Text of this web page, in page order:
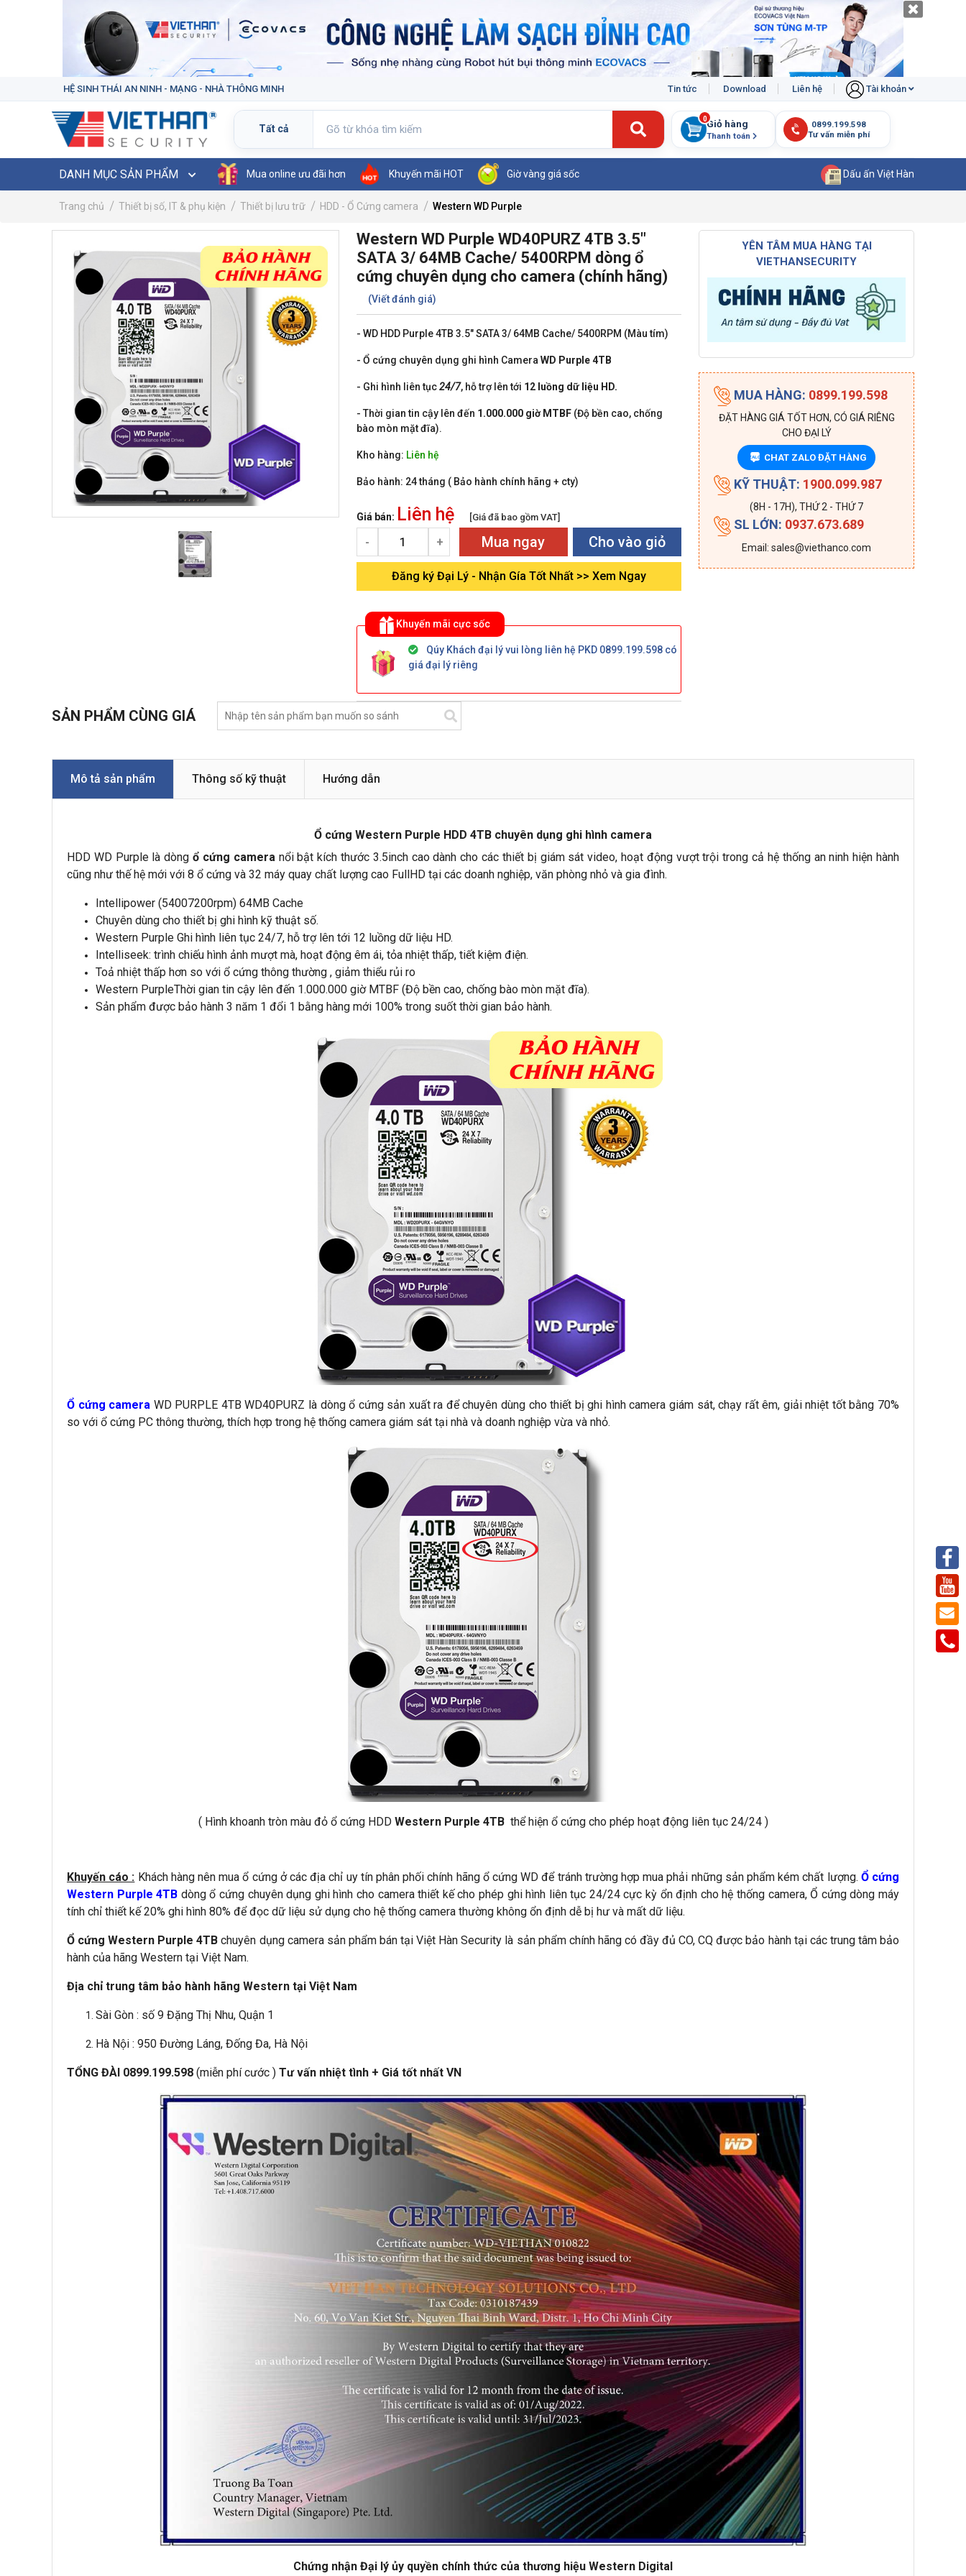
HỆ SINH THÁI AN NINH - MẠNG - NHÀ THÔNG MINH Tin tức Download Liên hệ Tài khoản
Giỏ hàng
Thanh toán
0
DANH MỤC SẢN PHẨM Mua online ưu đãi hơn Khuyến mãi HOT Giờ vàng giá sốc Dấu ấn Việt Hàn
Trang chủ Thiết bị số, IT & phụ kiện Thiết bị lưu trữ HDD - Ổ Cứng camera Western WD Purple
Western WD Purple WD40PURZ 4TB 3.5"
SATA 3/ 64MB Cache/ 5400RPM dòng ổ
cứng chuyên dụng cho camera (chính hãng)
(Viết đánh giá)
- WD HDD Purple 4TB 3.5" SATA 3/ 64MB Cache/ 5400RPM (Màu tím)
- Ổ cứng chuyên dụng ghi hình Camera WD Purple 4TB
- Ghi hình liên tục24/7, hỗ trợ lên tới 12 luồng dữ liệu HD.
- Thời gian tin cậy lên đến 1.000.000 giờ MTBF (Độ bền cao, chống
bào mòn mặt đĩa).
Kho hàng: Liên hệ
Bảo hành: 24 tháng ( Bảo hành chính hãng + cty)
Giá bán: Liên hệ [Giá đã bao gồm VAT]
- + Mua ngay Cho vào giỏ
Đăng ký Đại Lý - Nhận Gía Tốt Nhất >> Xem Ngay
Khuyến mãi cực sốc
Qúy Khách đại lý vui lòng liên hệ PKD 0899.199.598 có
giá đại lý riêng
YÊN TÂM MUA HÀNG TẠI
VIETHANSECURITY
MUA HÀNG: 0899.199.598
ĐẶT HÀNG GIÁ TỐT HƠN, CÓ GIÁ RIÊNG
CHO ĐẠI LÝ
ZALO CHAT ZALO ĐẶT HÀNG
KỸ THUẬT: 1900.099.987
(8H - 17H), THỨ 2 - THỨ 7
SL LỚN: 0937.673.689
Email: sales@viethanco.com
SẢN PHẨM CÙNG GIÁ
Mô tả sản phẩm Thông số kỹ thuật Hướng dẫn
Ổ cứng Western Purple HDD 4TB chuyên dụng ghi hình camera
HDD WD Purple là dòngổ cứng cameranổi bật kích thước 3.5inch cao dành cho các thiết bị giám sát video, hoạt động vượt trội trong cả hệ thống an ninh hiện hành
cũng như thế hệ mới với 8 ổ cứng và 32 máy quay chất lượng cao FullHD tại các doanh nghiệp, văn phòng nhỏ và gia đình.
Intellipower (54007200rpm) 64MB Cache
Chuyên dùng cho thiết bị ghi hình kỹ thuật số.
Western Purple Ghi hình liên tục 24/7, hỗ trợ lên tới 12 luồng dữ liệu HD.
Intelliseek: trình chiếu hình ảnh mượt mà, hoạt động êm ái, tỏa nhiệt thấp, tiết kiệm điện.
Toả nhiệt thấp hơn so với ổ cứng thông thường , giảm thiểu rủi ro
Western PurpleThời gian tin cậy lên đến 1.000.000 giờ MTBF (Độ bền cao, chống bào mòn mặt đĩa).
Sản phẩm được bảo hành 3 năm 1 đổi 1 bằng hàng mới 100% trong suốt thời gian bảo hành.
Ổ cứng camera WD PURPLE 4TB WD40PURZ là dòng ổ cứng sản xuất ra để chuyên dùng cho thiết bị ghi hình camera giám sát, chạy rất êm, giải nhiệt tốt bằng 70%
so với ổ cứng PC thông thường, thích hợp trong hệ thống camera giám sát tại nhà và doanh nghiệp vừa và nhỏ.
( Hình khoanh tròn màu đỏ ổ cứng HDDWestern Purple 4TBthể hiện ổ cứng cho phép hoạt động liên tục 24/24 )
Khuyến cáo : Khách hàng nên mua ổ cứng ở các địa chỉ uy tín phân phối chính hãng ổ cứng WD để tránh trường hợp mua phải những sản phẩm kém chất lượng. Ổ cứng
Western Purple 4TB dòng ổ cứng chuyên dụng ghi hình cho camera thiết kế cho phép ghi hình liên tục 24/24 cực kỳ ổn định cho hệ thống camera, Ổ cứng dòng máy
tính chỉ thiết kế 20% ghi hình 80% để đọc dữ liệu sử dụng cho hệ thống camera thường không ổn định dễ bị hư và mất dữ liệu.
Ổ cứng Western Purple 4TB chuyên dụng camera sản phẩm bán tại Việt Hàn Security là sản phẩm chính hãng có đầy đủ CO, CQ được bảo hành tại các trung tâm bảo
hành của hãng Western tại Việt Nam.
Địa chỉ trung tâm bảo hành hãng Western tại Việt Nam
Sài Gòn : số 9 Đặng Thị Nhu, Quận 1
Hà Nội : 950 Đường Láng, Đống Đa, Hà Nội
TỔNG ĐÀI 0899.199.598 (miễn phí cước ) Tư vấn nhiệt tình + Giá tốt nhất VN
Chứng nhận Đại lý ủy quyền chính thức của thương hiệu Western Digital